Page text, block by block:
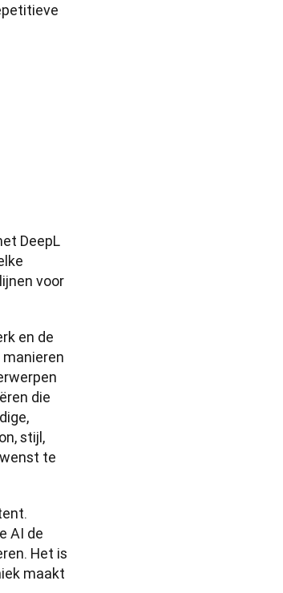
voor
en de
die
stijl,
te
AI de
Het is
maakt